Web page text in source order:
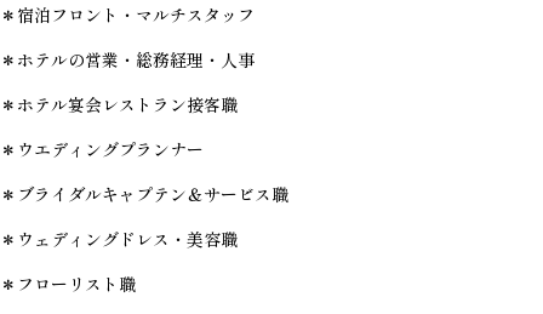
＊宿泊フロント・マルチスタッフ
＊ホテルの営業・総務経理・人事
＊ホテル宴会レストラン接客職
＊ウエディングプランナー
＊ブライダルキャプテン＆サービス職
＊ウェディングドレス・美容職
＊フローリスト職